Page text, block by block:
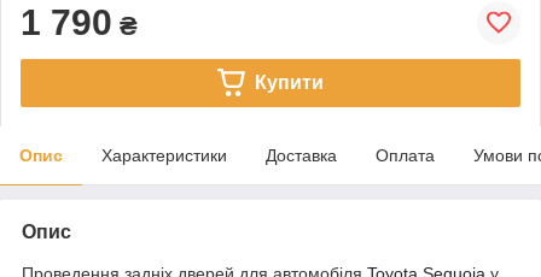
1 790 ₴
Купити
Опис Характеристики Доставка Оплата Умови
Опис
Проведення задніх дверей для автомобіля Toyota Sequoia у